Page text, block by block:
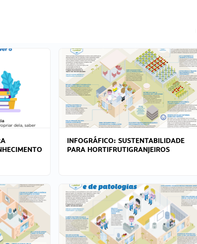
INFOGRÁFICO: SUSTENTABILIDADE
PARA HORTIFRUTIGRANJEIROS